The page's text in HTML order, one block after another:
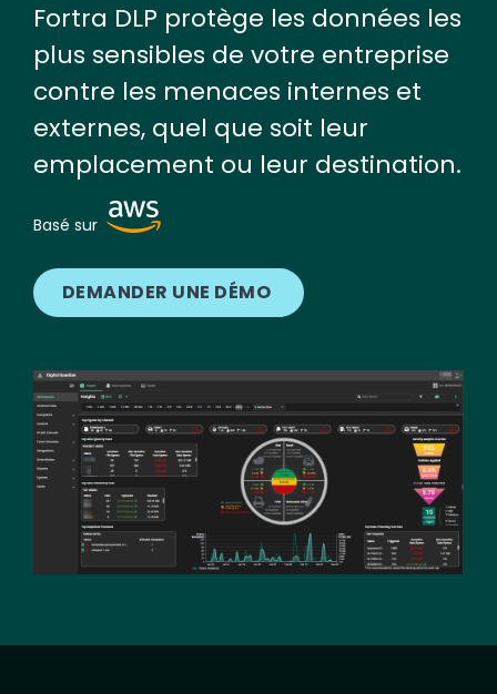
Fortra DLP protège les données les
plus sensibles de votre entreprise
contre les menaces internes et
externes, quel que soit leur
emplacement ou leur destination.
Basé sur Image
DEMANDER UNE DÉMO
Image